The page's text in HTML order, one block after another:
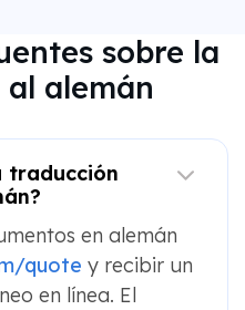
sobre la
alemán
traducción
en alemán
quote y recibir un
en línea. El